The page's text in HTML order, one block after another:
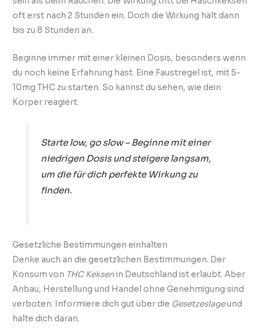
oft erst nach 2 Stunden ein. Doch die Wirkung hält dann
bis zu 8 Stunden an.
Beginne immer mit einer kleinen Dosis, besonders wenn
du noch keine Erfahrung hast. Eine Faustregel ist, mit 5-
10mg THC zu starten. So kannst du sehen, wie dein
Körper reagiert.
Starte low, go slow – Beginne mit einer
niedrigen Dosis und steigere langsam,
um die für dich perfekte Wirkung zu
finden.
Gesetzliche Bestimmungen einhalten
Denke auch an die gesetzlichen Bestimmungen. Der
Konsum von THC Keksenin Deutschland ist erlaubt. Aber
Anbau, Herstellung und Handel ohne Genehmigung sind
verboten. Informiere dich gut über die Gesetzeslageund
halte dich daran.